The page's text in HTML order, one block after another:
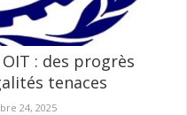
: des progrès
tenaces
24, 2025